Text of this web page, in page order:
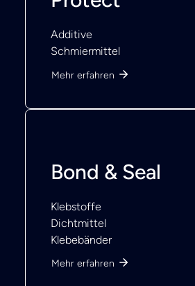
Additive
Schmiermittel
Mehr erfahren
Bond & Seal
Klebstoffe
Dichtmittel
Klebebänder
Mehr erfahren